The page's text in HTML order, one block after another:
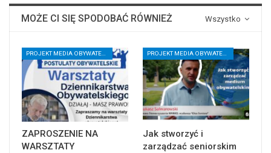
Wszystko
MOŻE CI SIĘ SPODOBAĆ RÓWNIEŻ
ZAPROSZENIE NA
WARSZTATY
Jak stworzyć i
zarządzać seniorskim